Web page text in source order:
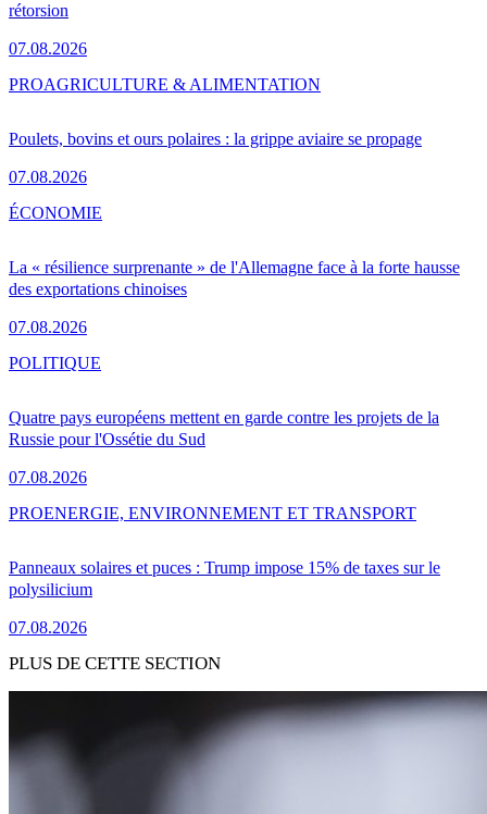
rétorsion
07.08.2026
Poulets, bovins et ours polaires : la grippe aviaire se propage
07.08.2026
PROAGRICULTURE & ALIMENTATION
La « résilience surprenante » de l'Allemagne face à la forte hausse
des exportations chinoises
07.08.2026
ÉCONOMIE
Quatre pays européens mettent en garde contre les projets de la
Russie pour l'Ossétie du Sud
07.08.2026
POLITIQUE
Panneaux solaires et puces : Trump impose 15% de taxes sur le
polysilicium
07.08.2026
PROENERGIE, ENVIRONNEMENT ET TRANSPORT
PLUS DE CETTE SECTION